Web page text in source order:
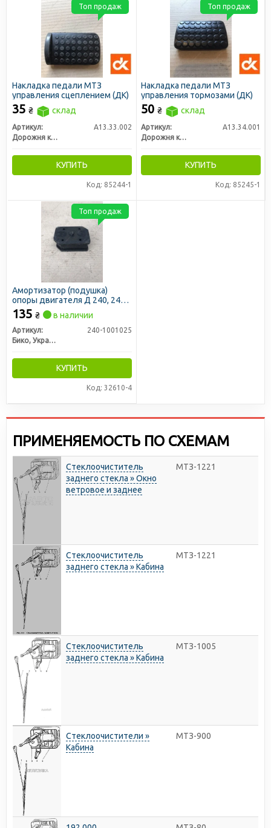
Накладка педали МТЗ
управления сцеплением (ДК)
35 ₴ склад
Артикул:
А13.33.002
Дорожня карта
КУПИТЬ
Код: 85244-1
Топ продаж
Накладка педали МТЗ
управления тормозами (ДК)
50 ₴ склад
Артикул:
А13.34.001
Дорожня карта
КУПИТЬ
Код: 85245-1
Топ продаж
Амортизатор (подушка)
опоры двигателя Д 240, 243,
245 передн. (пр-во Бико)
135 ₴ в наличии
Артикул:
240-1001025
Бико, Украина
КУПИТЬ
Код: 32610-4
Топ продаж
ПРИМЕНЯЕМОСТЬ ПО СХЕМАМ
Стеклоочиститель
заднего стекла » Окно
ветровое и заднее
МТЗ-1221
Стеклоочиститель
заднего стекла » Кабина
МТЗ-1221
Стеклоочиститель
заднего стекла » Кабина
МТЗ-1005
Стеклоочистители »
Кабина
МТЗ-900